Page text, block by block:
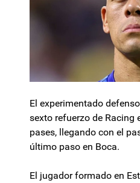
El experimentado
sexto refuerzo de Racing
pases, llegando con el
último paso en Boca.
El jugador formado en